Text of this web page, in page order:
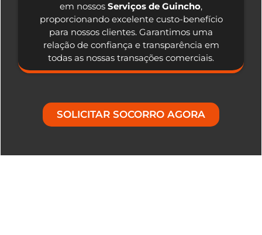
em nossos Serviços de Guincho,
proporcionando excelente custo-benefício
para nossos clientes. Garantimos uma
relação de confiança e transparência em
todas as nossas transações comerciais.
SOLICITAR SOCORRO AGORA